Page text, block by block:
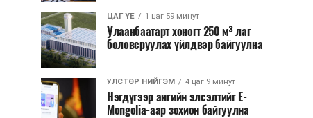
ЦАГ ҮЕ 1 цаг 59 минут
Улаанбаатарт хоногт 250 м³ лаг
боловсруулах үйлдвэр байгуулна
УЛСТӨР НИЙГЭМ 4 цаг 9 минут
Нэгдүгээр ангийн элсэлтийг E-
Mongolia-аар зохион байгуулна